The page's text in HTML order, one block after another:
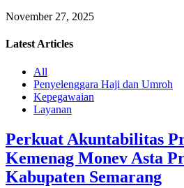
November 27, 2025
Latest Articles
All
Penyelenggara Haji dan Umroh
Kepegawaian
Layanan
Perkuat Akuntabilitas
Kemenag Monev Asta
Kabupaten Semarang